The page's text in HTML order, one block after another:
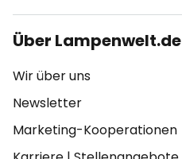
Über Lampenwelt.de
Wir über uns
Newsletter
Marketing-Kooperationen